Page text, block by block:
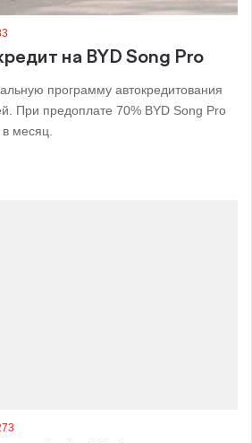
на BYD Song Pro
программу автокредитования
При предоплате 70% BYD Song Pro
месяц.